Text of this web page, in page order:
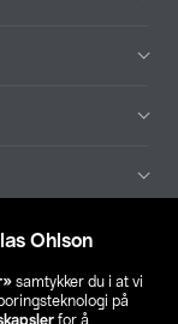
Ohlson
samtykker du i at vi
på
for å